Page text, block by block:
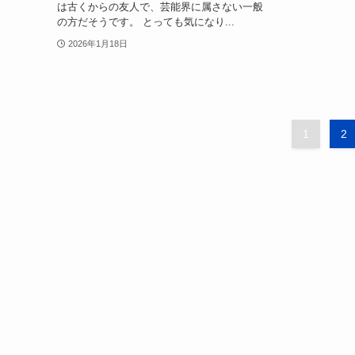
は古くからの友人で、芸能界に属さない一般
の方だそうです。 とっても気になり...
2026年1月18日
1 2